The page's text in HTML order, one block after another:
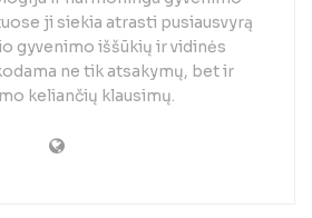
ji siekia atrasti pusiausvyrą
gyvenimo iššūkių ir vidinės
ne tik atsakymų, bet ir
keliančių klausimų.